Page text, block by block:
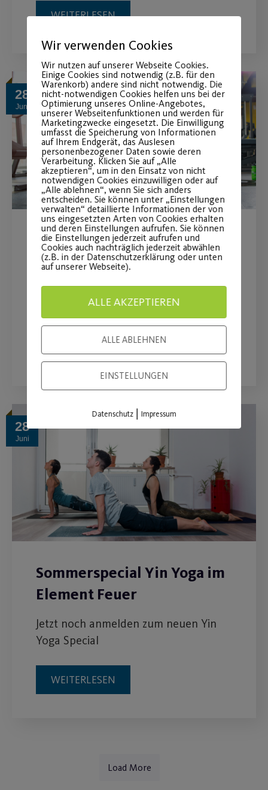
WEITERLESEN
28
Juni
Neue Dauersportstunde
“Core Workout”
Ab 04. Juli 2023, immer dienstags im
28
Juni
Sommerspecial Yin Yoga im
Element Feuer
Jetzt noch anmelden zum neuen Yin
Yoga Special
WEITERLESEN
Load More
Wir verwenden Cookies
Wir nutzen auf unserer Webseite Cookies.
Einige Cookies sind notwendig (z.B. für den
Warenkorb) andere sind nicht notwendig. Die
nicht-notwendigen Cookies helfen uns bei der
Optimierung unseres Online-Angebotes,
unserer Webseitenfunktionen und werden für
Marketingzwecke eingesetzt. Die Einwilligung
umfasst die Speicherung von Informationen
auf Ihrem Endgerät, das Auslesen
personenbezogener Daten sowie deren
Verarbeitung. Klicken Sie auf „Alle
akzeptieren“, um in den Einsatz von nicht
notwendigen Cookies einzuwilligen oder auf
„Alle ablehnen“, wenn Sie sich anders
entscheiden. Sie können unter „Einstellungen
verwalten“ detaillierte Informationen der von
uns eingesetzten Arten von Cookies erhalten
und deren Einstellungen aufrufen. Sie können
die Einstellungen jederzeit aufrufen und
Cookies auch nachträglich jederzeit abwählen
(z.B. in der Datenschutzerklärung oder unten
auf unserer Webseite).
ALLE AKZEPTIEREN
ALLE ABLEHNEN
EINSTELLUNGEN
Datenschutz| Impressum